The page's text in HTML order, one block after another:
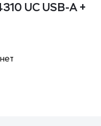
UC USB-A +